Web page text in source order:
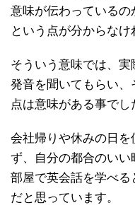
意味が伝わっているの
という点が分からなけ
そういう意味では、
発音を聞いてもらい、
点は意味がある事でし
会社帰りや休みの日
ず、自分の都合のい
部屋で英会話を学べ
だと思っています。